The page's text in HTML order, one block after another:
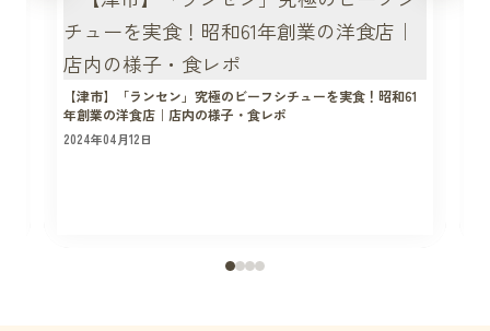
【津市】「ランセン」究極のビーフシチューを実食！昭和61
年創業の洋食店｜店内の様子・食レポ
2024年04月12日